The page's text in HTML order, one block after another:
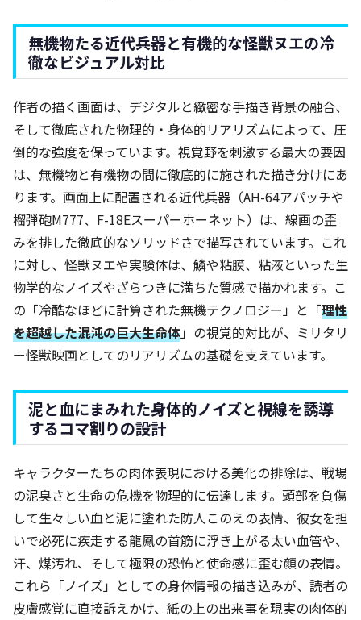
無機物たる近代兵器と有機的な怪獣ヌエの冷
徹なビジュアル対比
作者の描く画面は、デジタルと緻密な手描き背景の融合、
そして徹底された物理的・身体的リアリズムによって、圧
倒的な強度を保っています。視覚野を刺激する最大の要因
は、無機物と有機物の間に徹底的に施された描き分けにあ
ります。画面上に配置される近代兵器（AH-64アパッチや
榴弾砲M777、F-18Eスーパーホーネット）は、線画の歪
みを排した徹底的なソリッドさで描写されています。これ
に対し、怪獣ヌエや実験体は、鱗や粘膜、粘液といった生
物学的なノイズやざらつきに満ちた質感で描かれます。こ
の「冷酷なほどに計算された無機テクノロジー」と「理性
を超越した混沌の巨大生命体」の視覚的対比が、ミリタリ
ー怪獣映画としてのリアリズムの基礎を支えています。
泥と血にまみれた身体的ノイズと視線を誘導
するコマ割りの設計
キャラクターたちの肉体表現における美化の排除は、戦場
の泥臭さと生命の危機を物理的に伝達します。頭部を負傷
して生々しい血と泥に塗れた防人このえの表情、彼女を担
いで必死に疾走する龍鳳の首筋に浮き上がる太い血管や、
汗、煤汚れ、そして極限の恐怖と使命感に歪む顔の表情。
これら「ノイズ」としての身体情報の描き込みが、読者の
皮膚感覚に直接訴えかけ、紙の上の出来事を現実の肉体的